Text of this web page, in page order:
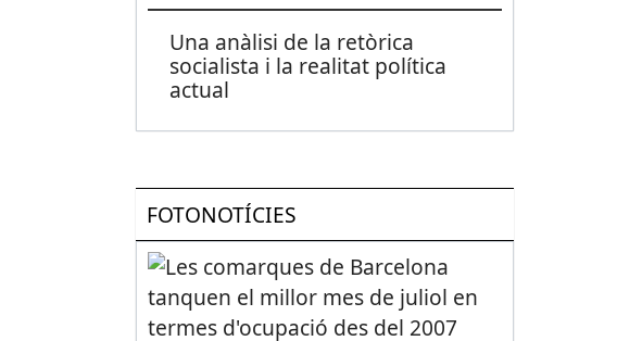
Una anàlisi de la retòrica
socialista i la realitat política
actual
FOTONOTÍCIES